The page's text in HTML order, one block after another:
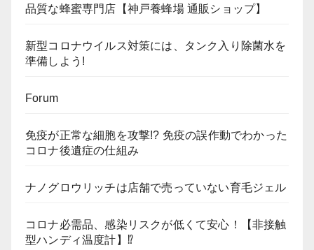
品質な蜂蜜専門店【神戸養蜂場 通販ショップ】
新型コロナウイルス対策には、タンク入り除菌水を
準備しよう!
Forum
免疫が正常な細胞を攻撃!? 免疫の誤作動でわかった
コロナ後遺症の仕組み
ナノグロウリッチは店舗で売っていない育毛ジェル
コロナ必需品、感染リスクが低くて安心！【非接触
型ハンディ温度計】⁉